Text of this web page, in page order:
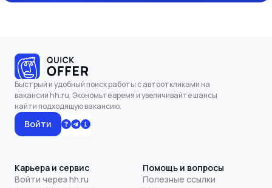
Быстрый и удобный поиск работы с автооткликами на
вакансии hh.ru. Экономьте время и увеличивайте шансы
найти подходящую вакансию.
Войти
Карьера и сервис
Войти через hh.ru
Помощь и вопросы
Полезные ссылки